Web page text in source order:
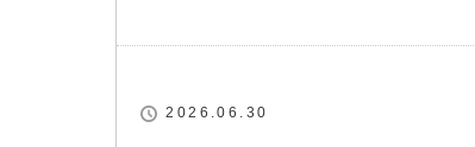
2026.06.30